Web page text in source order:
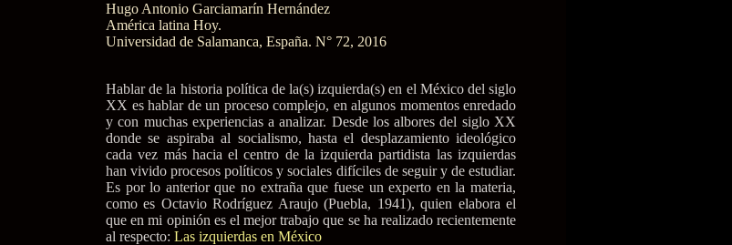
Hugo Antonio Garciamarín Hernández
América latina Hoy.
Universidad de Salamanca, España. N° 72, 2016
Hablar de la historia política de la(s) izquierda(s) en el México del siglo
XX es hablar de un proceso complejo, en algunos momentos enredado
y con muchas experiencias a analizar. Desde los albores del siglo XX
donde se aspiraba al socialismo, hasta el desplazamiento ideológico
cada vez más hacia el centro de la izquierda partidista las izquierdas
han vivido procesos políticos y sociales difíciles de seguir y de estudiar.
Es por lo anterior que no extraña que fuese un experto en la materia,
como es Octavio Rodríguez Araujo (Puebla, 1941), quien elabora el
que en mi opinión es el mejor trabajo que se ha realizado recientemente
al respecto: Las izquierdas en México